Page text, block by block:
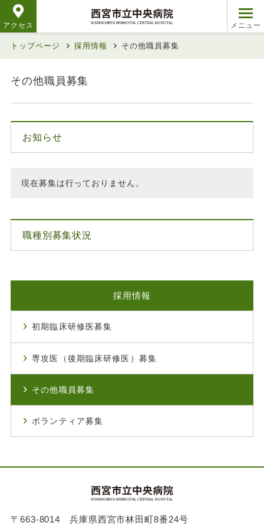
アクセス
トップページ 採用情報 その他職員募集
その他職員募集
お知らせ
現在募集は行っておりません。
職種別募集状況
採用情報
初期臨床研修医募集
専攻医（後期臨床研修医）募集
その他職員募集
ボランティア募集
〒663-8014 兵庫県西宮市林田町8番24号